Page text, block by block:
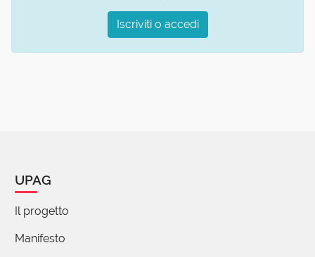
Iscriviti o accedi
UPAG
Il progetto
Manifesto